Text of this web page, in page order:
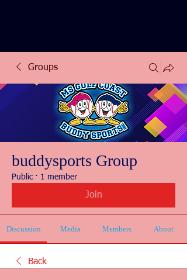
Groups
buddysports Group
Public · 1 member
Join
Discussion Media Members About
Back